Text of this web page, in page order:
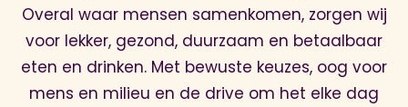
Overal waar mensen samenkomen, zorgen wij
voor lekker, gezond, duurzaam en betaalbaar
eten en drinken. Met bewuste keuzes, oog voor
mens en milieu en de drive om het elke dag